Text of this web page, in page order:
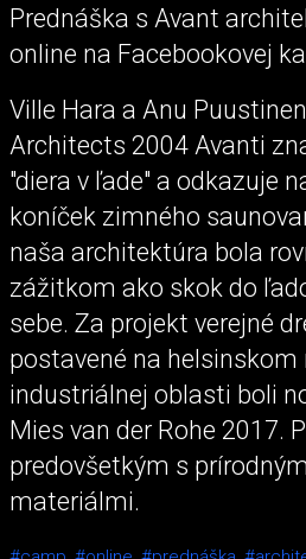
Prednáška s Avant
online na Facebookovej
Ville Hara a Anu
Architects 2004 Avanti
"diera v ľade" a odkazuje
koníček zimného
naša architektúra bola
zážitkom ako skok do
sebe. Za projekt verejné
postavené na helsinskom
industriálnej oblasti boli
Mies van der Rohe 2017.
predovšetkým s
materiálmi.